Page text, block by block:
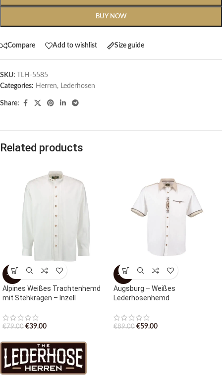
BUY NOW
Compare Add to wishlist Size guide
SKU:
TLH-5585
Categories: Herren, Lederhosen
Share:
Related products
-51%
Alpines Weißes Trachtenhemd
mit Stehkragen – Inzell
€79.00 €39.00
-34%
Augsburg – Weißes
Lederhosenhemd
€89.00 €59.00